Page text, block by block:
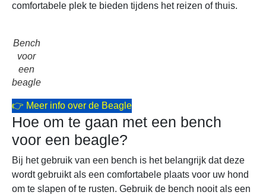
comfortabele plek te bieden tijdens het reizen of thuis.
Bench
voor
een
beagle
👉 Meer info over de Beagle
Hoe om te gaan met een bench
voor een beagle?
Bij het gebruik van een bench is het belangrijk dat deze
wordt gebruikt als een comfortabele plaats voor uw hond
om te slapen of te rusten. Gebruik de bench nooit als een